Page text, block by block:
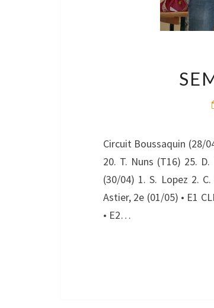
Circuit Boussaquin (28/
20. T. Nuns (T16) 25.
(30/04) 1. S. Lopez 2.
Astier, 2e (01/05) • E1
• E2…